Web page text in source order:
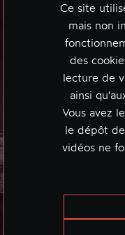
Ce site
mais non
des
lecture de
ainsi
Vous avez
le dépôt
vidéos ne